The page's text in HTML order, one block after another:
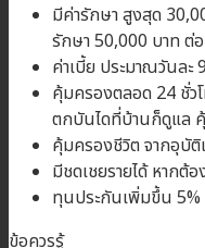
มีค่ารักษา สูงสุด
รักษา 50,000 บาท ต่
ค่าเบี้ย ประมาณวันละ
คุ้มครองตลอด 24 ชั่วโ
ตกบันไดที่บ้านก็ดูแล
คุ้มครองชีวิต จากอุบั
มีชดเชยรายได้ หากต้
ทุนประกันเพิ่มขึ้น
ข้อควรรู้